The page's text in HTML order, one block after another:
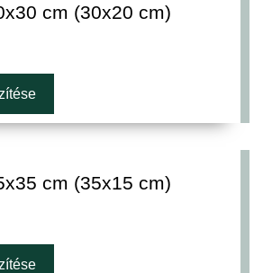
cm (30x20 cm)
cm (35x15 cm)